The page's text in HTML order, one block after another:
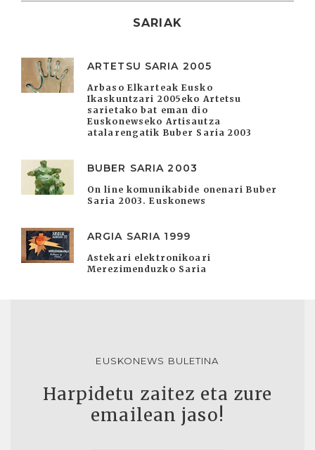
SARIAK
ARTETSU SARIA 2005
Arbaso Elkarteak Eusko
Ikaskuntzari 2005eko Artetsu
sarietako bat eman dio
Euskonewseko Artisautza
atalarengatik Buber Saria 2003
BUBER SARIA 2003
On line komunikabide onenari Buber
Saria 2003. Euskonews
ARGIA SARIA 1999
Astekari elektronikoari
Merezimenduzko Saria
EUSKONEWS BULETINA
Harpidetu zaitez eta zure
emailean jaso!